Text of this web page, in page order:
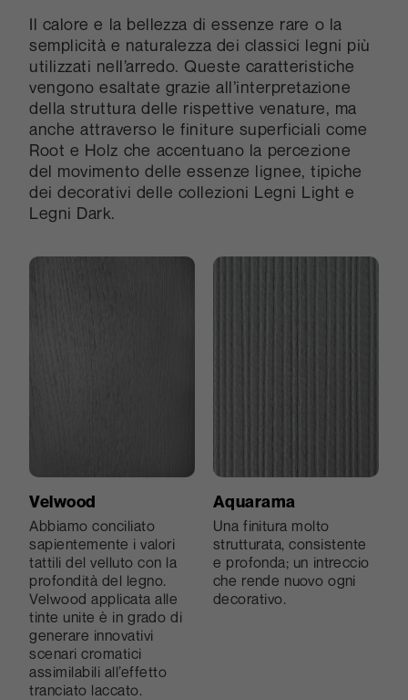
specificità del laminato. Nata negli anni
Sessanta al sesto tentativo di ricerca, è
opaca con un grado di rugosità tale da
renderla particolarmente gradevole al tatto e
molto pratica in ogni suo utilizzo.
ormai caratterizza la
Nata negli anni Sessanta
al sesto tentativo di
ricerca, è opaca con un
grado di rugosità tale da
renderla particolarmente
gradevole al tatto e
molto pratica in ogni suo
utilizzo.
Il calore e la bellezza di essenze rare o la
semplicità e naturalezza dei classici legni più
utilizzati nell’arredo. Queste caratteristiche
vengono esaltate grazie all’interpretazione
della struttura delle rispettive venature, ma
anche attraverso le finiture superficiali come
Root e Holz che accentuano la percezione
del movimento delle essenze lignee, tipiche
dei decorativi delle collezioni Legni Light e
Legni Dark.
Velwood
Abbiamo conciliato
sapientemente i valori
tattili del velluto con la
profondità del legno.
Velwood applicata alle
tinte unite è in grado di
generare innovativi
scenari cromatici
assimilabili all’effetto
tranciato laccato.
Aquarama
Una finitura molto
strutturata, consistente
e profonda; un intreccio
che rende nuovo ogni
decorativo.